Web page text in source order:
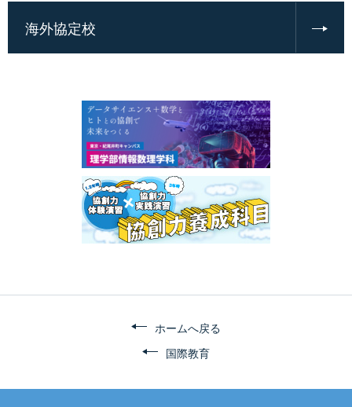
海外協定校
国際教育
ホームへ戻る